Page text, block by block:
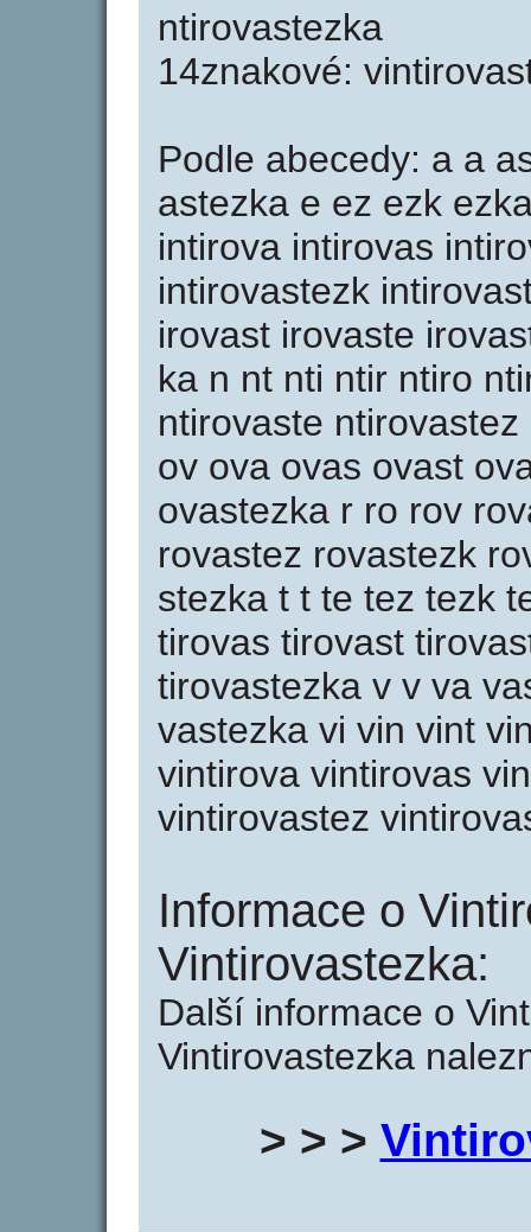
ntirovastezka
14znakové:
Podle abecedy: a a
astezka e ez ezk
intirova intirovas
intirovastezk
irovast irovaste
ka n nt nti ntir ntiro
ntirovaste
ov ova ovas ovast
ovastezka r ro rov
rovastez rovastezk
stezka t t te tez tezk
tirovas tirovast
tirovastezka v v va
vastezka vi vin vint
vintirova vintirovas
vintirovastez
Informace o
Vintirovastezka:
Další informace o
Vintirovastezka
> > >